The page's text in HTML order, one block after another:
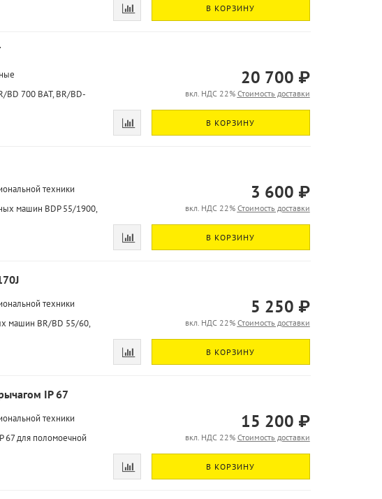
В КОРЗИНУ
700 BAT, BR/BD-
20 700 ₽
вкл. НДС 22% Стоимость доставки
В КОРЗИНУ
техники
машин BDP 55/1900,
3 600 ₽
вкл. НДС 22% Стоимость доставки
В КОРЗИНУ
техники
машин BR/BD 55/60,
5 250 ₽
вкл. НДС 22% Стоимость доставки
В КОРЗИНУ
IP 67
техники
67 для поломоечной
15 200 ₽
вкл. НДС 22% Стоимость доставки
В КОРЗИНУ